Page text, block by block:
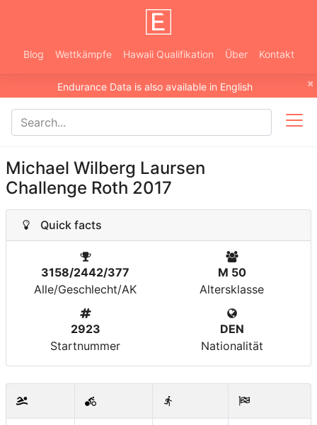
Blog Wettkämpfe Hawaii Qualifikation Über Kontakt
×
Endurance Data is also available in English
Michael Wilberg Laursen
Challenge Roth 2017
Quick facts
3158/2442/377
Alle/Geschlecht/AK
M 50
Altersklasse
2923
Startnummer
DEN
Nationalität